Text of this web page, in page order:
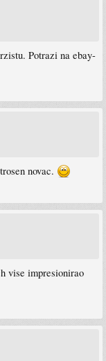
Potrazi na ebay-
novac.
vise impresionirao